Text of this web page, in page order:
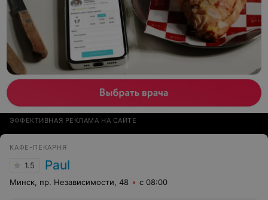
ЭФФЕКТИВНАЯ РЕКЛАМА НА САЙТЕ
КАФЕ-ПЕКАРНЯ
1.5 Paul
Минск, пр. Независимости, 48 с 08:00